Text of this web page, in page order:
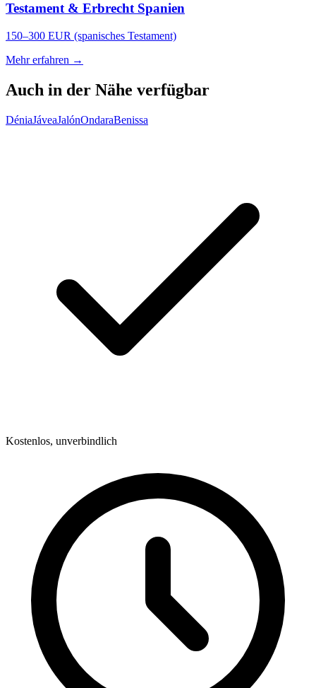
Testament & Erbrecht Spanien
150–300 EUR (spanisches Testament)
Mehr erfahren →
Auch in der Nähe verfügbar
DéniaJáveaJalónOndaraBenissa
Kostenlos, unverbindlich